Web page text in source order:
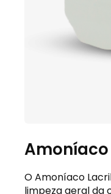
Amoníaco
O Amoníaco
limpeza geral da